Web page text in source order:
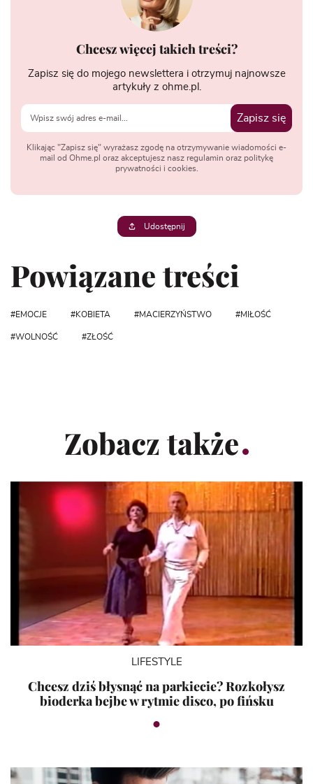
Chcesz więcej takich treści?
Zapisz się do mojego newslettera i otrzymuj najnowsze
artykuły z ohme.pl.
Zapisz się
Klikając "Zapisz się" wyrażasz zgodę na otrzymywanie wiadomości e-
mail od Ohme.pl oraz akceptujesz nasz regulamin oraz politykę
prywatności i cookies.
Udostępnij
Powiązane treści
EMOCJE KOBIETA MACIERZYŃSTWO MIŁOŚĆ
WOLNOŚĆ ZŁOŚĆ
Zobacz także
LIFESTYLE
Chcesz dziś błysnąć na parkiecie? Rozkołysz
bioderka bejbe w rytmie disco, po fińsku